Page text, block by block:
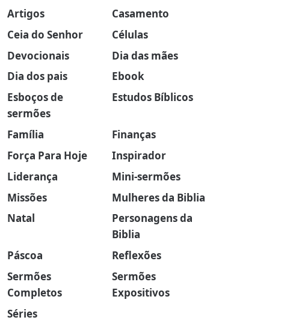
Artigos
Casamento
Ceia do Senhor
Células
Devocionais
Dia das mães
Dia dos pais
Ebook
Esboços de
sermões
Estudos Bíblicos
Família
Finanças
Força Para Hoje
Inspirador
Liderança
Mini-sermões
Missões
Mulheres da Biblia
Natal
Personagens da
Biblia
Páscoa
Reflexões
Sermões
Completos
Sermões
Expositivos
Séries